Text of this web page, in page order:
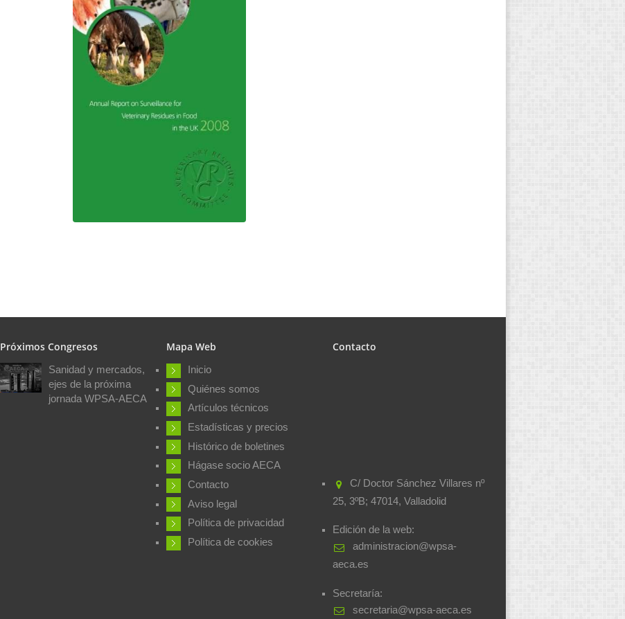
Próximos Congresos
Sanidad y mercados,
ejes de la próxima
jornada WPSA-AECA
Mapa Web
Inicio
Quiénes somos
Artículos técnicos
Estadísticas y precios
Histórico de boletines
Hágase socio AECA
Contacto
Aviso legal
Política de privacidad
Política de cookies
Contacto
C/ Doctor Sánchez Villares nº
25, 3ºB; 47014, Valladolid
Edición de la web:
administracion@wpsa-
aeca.es
Secretaría:
secretaria@wpsa-aeca.es